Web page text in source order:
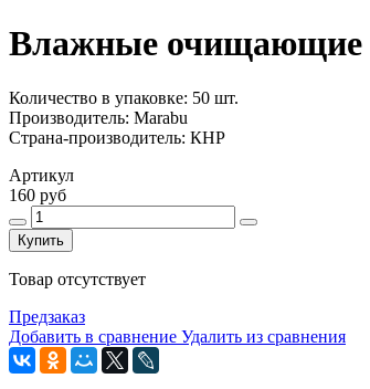
Влажные очищающие
Количество в упаковке: 50 шт.
Производитель: Marabu
Страна-производитель: КНР
Артикул
160 руб
Купить
Товар отсутствует
Предзаказ
Добавить в сравнение Удалить из сравнения